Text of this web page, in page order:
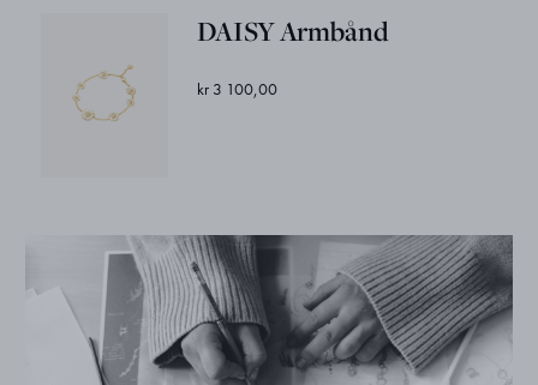
DAISY Armbånd
kr 3 100,00